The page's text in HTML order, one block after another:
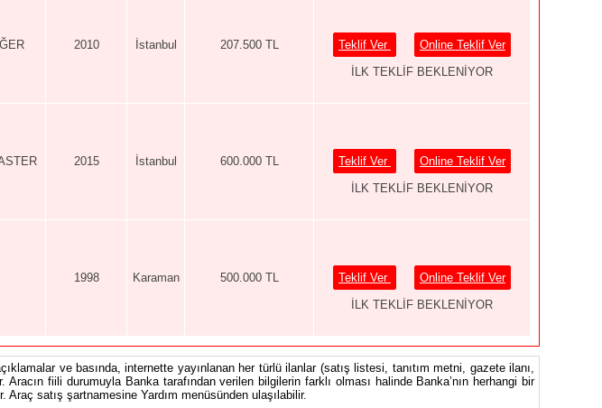
2010 İstanbul 207.500 TL Teklif Ver
Online Teklif Ver
İLK TEKLİF BEKLENİYOR
2015 İstanbul 600.000 TL Teklif Ver
Online Teklif Ver
İLK TEKLİF BEKLENİYOR
1998 Karaman 500.000 TL Teklif Ver
Online Teklif Ver
İLK TEKLİF BEKLENİYOR
ve basında, internette yayınlanan her türlü ilanlar (satış listesi, tanıtım metni, gazete ilanı,
fiili durumuyla Banka tarafından verilen bilgilerin farklı olması halinde Banka’nın herhangi bir
satış şartnamesine Yardım menüsünden ulaşılabilir.